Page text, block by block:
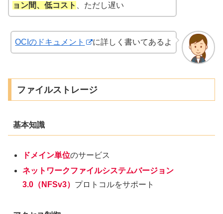
ョン間、低コスト
、ただし遅い
OCIのドキュメント に詳しく書いてあるよ
ファイルストレージ
基本知識
ドメイン単位のサービス
ネットワークファイルシステムバージョン
3.0（NFSv3） プロトコルをサポート